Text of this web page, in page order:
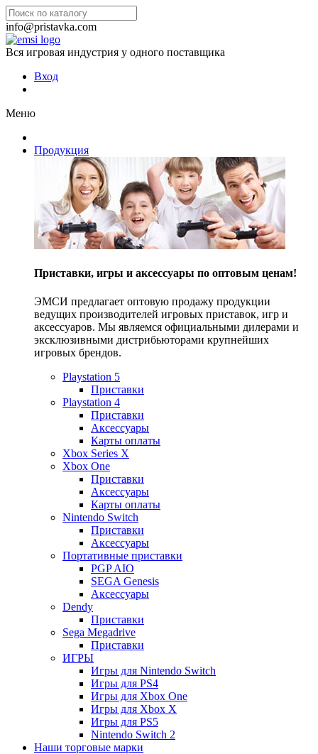
info@pristavka.com
Вся игровая индустрия у одного поставщика
Вход
Меню
Продукция
Приставки, игры и аксессуары по оптовым ценам!
ЭМСИ предлагает оптовую продажу продукции
ведущих производителей игровых приставок, игр и
аксессуаров. Мы являемся официальными дилерами и
эксклюзивными дистрибьюторами крупнейших
игровых брендов.
Playstation 5
Приставки
Playstation 4
Приставки
Аксессуары
Карты оплаты
Xbox Series X
Xbox One
Приставки
Аксессуары
Карты оплаты
Nintendo Switch
Приставки
Аксессуары
Портативные приставки
PGP AIO
SEGA Genesis
Аксессуары
Dendy
Приставки
Sega Megadrive
Приставки
ИГРЫ
Игры для Nintendo Switch
Игры для PS4
Игры для Xbox One
Игры для Xbox X
Игры для PS5
Nintendo Switch 2
Наши торговые марки